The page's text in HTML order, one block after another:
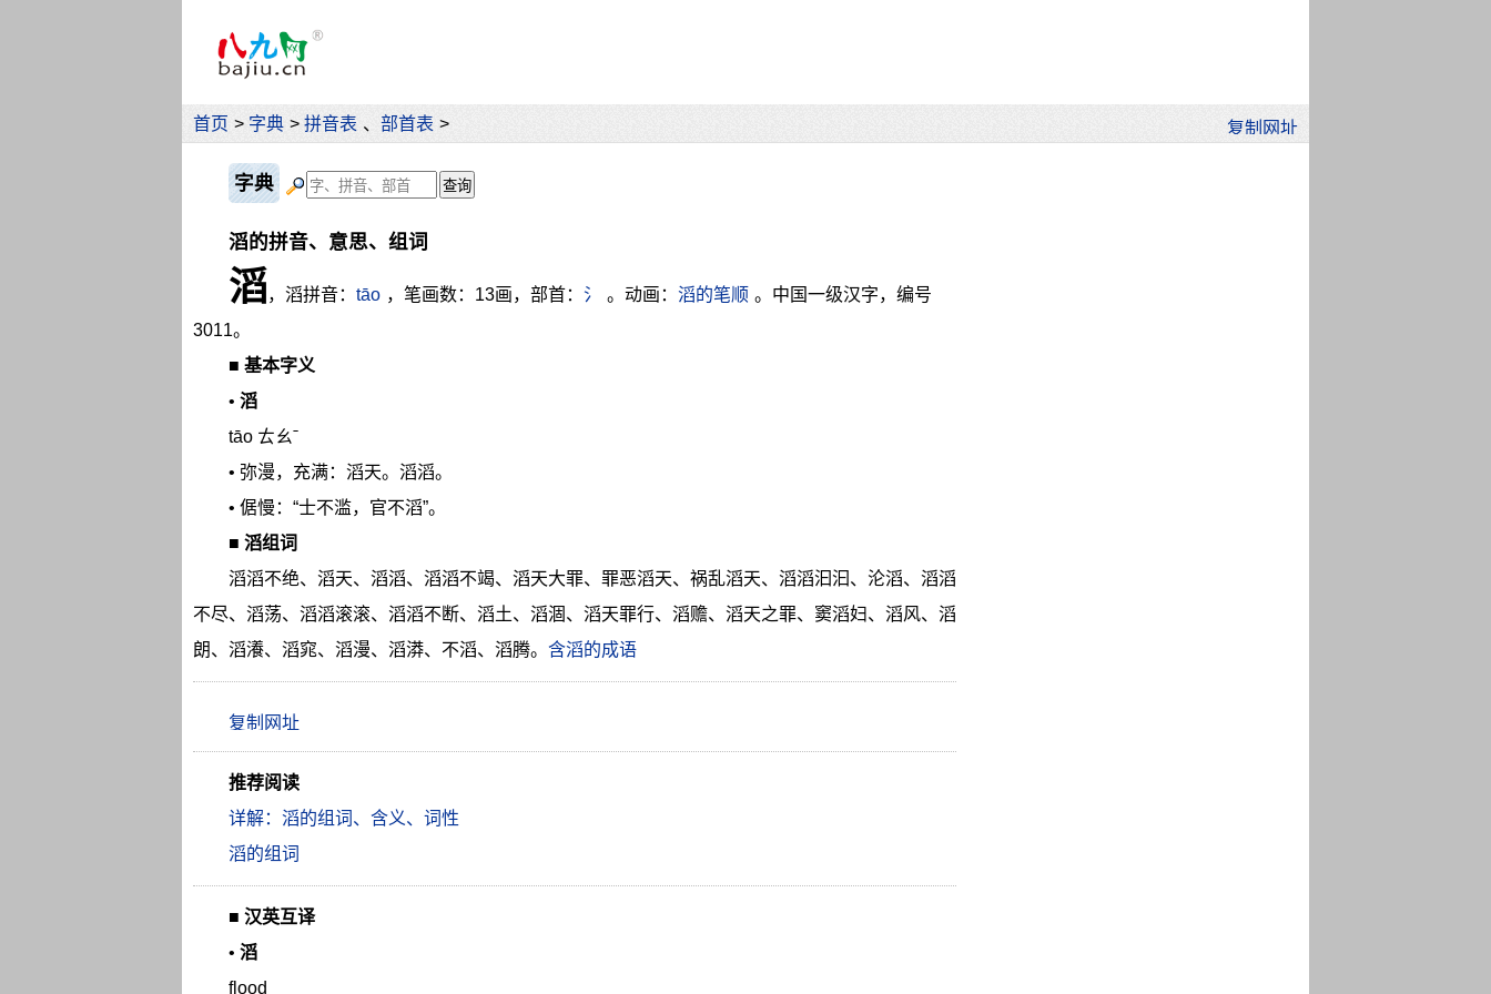
首页 > 字典 > 拼音表 、 部首表 >
字典
滔的拼音、意思、组词
滔，滔拼音： tāo ，笔画数：13画，部首： 氵 。动画： 滔的笔顺 。中国一级汉字，编号
3011。
■ 基本字义
• 滔
tāo ㄊㄠˉ
• 弥漫，充满：滔天。滔滔。
• 倨慢：“士不滥，官不滔”。
■ 滔组词
滔滔不绝、滔天、滔滔、滔滔不竭、滔天大罪、罪恶滔天、祸乱滔天、滔滔汩汩、沦滔、滔滔
不尽、滔荡、滔滔滚滚、滔滔不断、滔土、滔涸、滔天罪行、滔赡、滔天之罪、窦滔妇、滔风、滔
朗、滔瀁、滔窕、滔漫、滔漭、不滔、滔腾。 含滔的成语
推荐阅读
详解：滔的组词、含义、词性
滔的组词
■ 汉英互译
• 滔
flood